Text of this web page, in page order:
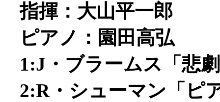
指揮：大山平一郎
ピアノ：園田高弘
1:J・ブラームス「悲
2:R・シューマン「ピ